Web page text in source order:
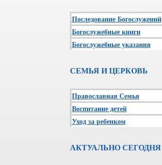
Последование Богослужений
Богослужебные книги
Богослужебные указания
СЕМЬЯ И ЦЕРКОВЬ
Православная Семья
Воспитание детей
Уход за ребенком
АКТУАЛЬНО СЕГОДНЯ